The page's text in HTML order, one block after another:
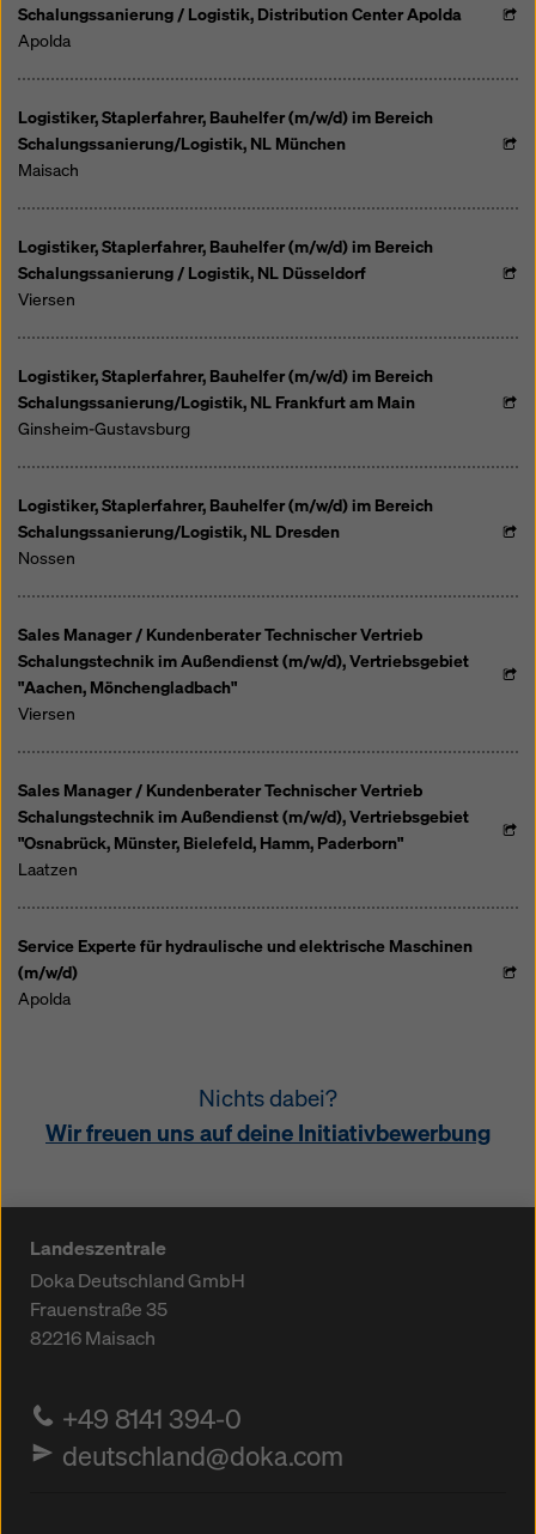
Schalungssanierung / Logistik, Distribution Center Apolda
Apolda
Logistiker, Staplerfahrer, Bauhelfer (m/w/d) im Bereich
Schalungssanierung/Logistik, NL München
Maisach
Logistiker, Staplerfahrer, Bauhelfer (m/w/d) im Bereich
Schalungssanierung / Logistik, NL Düsseldorf
Viersen
Logistiker, Staplerfahrer, Bauhelfer (m/w/d) im Bereich
Schalungssanierung/Logistik, NL Frankfurt am Main
Ginsheim-Gustavsburg
Logistiker, Staplerfahrer, Bauhelfer (m/w/d) im Bereich
Schalungssanierung/Logistik, NL Dresden
Nossen
Sales Manager / Kundenberater Technischer Vertrieb
Schalungstechnik im Außendienst (m/w/d), Vertriebsgebiet
"Aachen, Mönchengladbach"
Viersen
Sales Manager / Kundenberater Technischer Vertrieb
Schalungstechnik im Außendienst (m/w/d), Vertriebsgebiet
"Osnabrück, Münster, Bielefeld, Hamm, Paderborn"
Laatzen
Service Experte für hydraulische und elektrische Maschinen
(m/w/d)
Apolda
Nichts dabei?
Wir freuen uns auf deine Initiativbewerbung
Landeszentrale
Doka Deutschland GmbH
Frauenstraße 35
82216Maisach
+49 8141 394-0
deutschland@doka.com